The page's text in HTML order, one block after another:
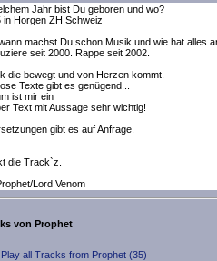
Jahr bist Du geboren und wo?
in Horgen ZH Schweiz
machst Du schon Musik und wie hat alles
seit 2000. Rappe seit 2002.
die bewegt und von Herzen kommt.
Texte gibt es genügend...
ist mir ein
Text mit Aussage sehr wichtig!
gibt es auf Anfrage.
die Track`z.
Lord Venom
von Prophet
Play all Tracks from Prophet (35)